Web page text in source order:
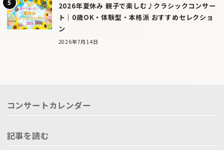
2026年夏休み 親子で楽しむ♪クラシックコンサー
ト｜0歳OK・体験型・本格派 おすすめセレクショ
ン
2026年7月14日
コンサートカレンダー
記事を読む